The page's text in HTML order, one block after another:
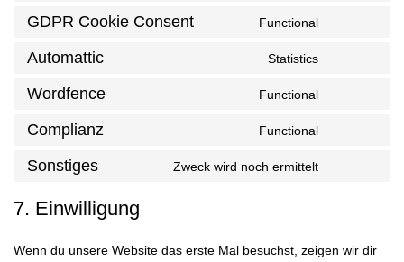
GDPR Cookie Consent Functional
Automattic Statistics
Wordfence Functional
Complianz Functional
Sonstiges Zweck wird noch ermittelt
7. Einwilligung
Wenn du unsere Website das erste Mal besuchst, zeigen wir dir